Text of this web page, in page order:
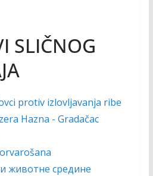
SLIČNOG
protiv izlovljavanja ribe
Hazna - Gradačac
животне средине